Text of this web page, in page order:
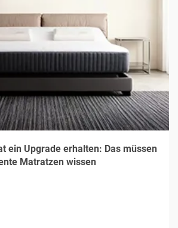
ein Upgrade erhalten: Das müssen
Matratzen wissen